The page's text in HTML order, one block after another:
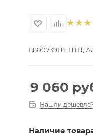
L800739H1, HTH,
9 060
Нашли дешевле?
Наличие